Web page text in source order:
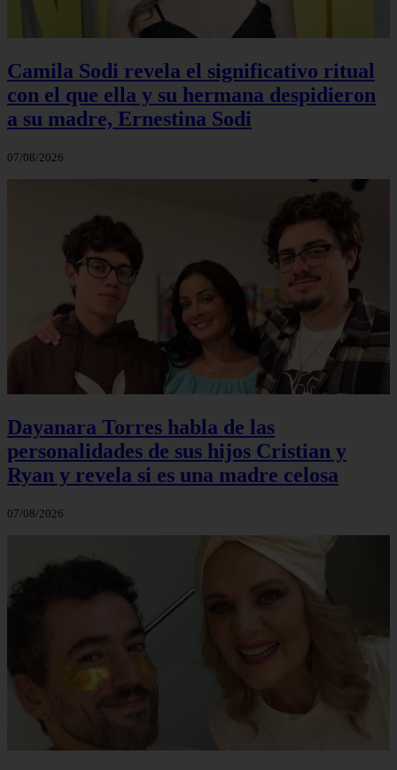
Camila Sodi revela el significativo ritual
con el que ella y su hermana despidieron
a su madre, Ernestina Sodi
07/08/2026
Dayanara Torres habla de las
personalidades de sus hijos Cristian y
Ryan y revela si es una madre celosa
07/08/2026